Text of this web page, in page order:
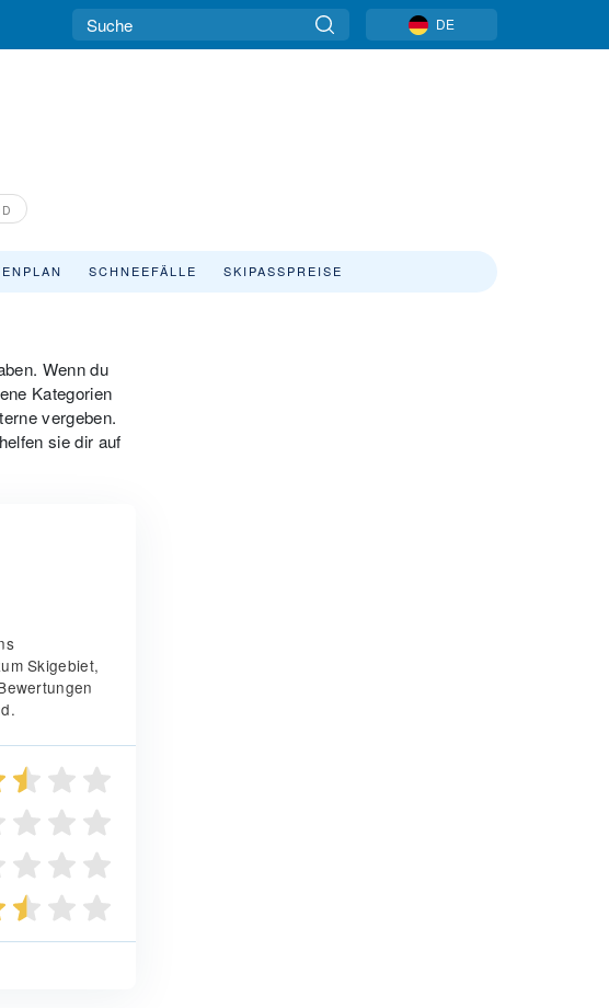
DE
SCHNEEFÄLLE SKIPASSPREISE
Wenn du
Kategorien
vergeben.
sie dir auf
Skigebiet,